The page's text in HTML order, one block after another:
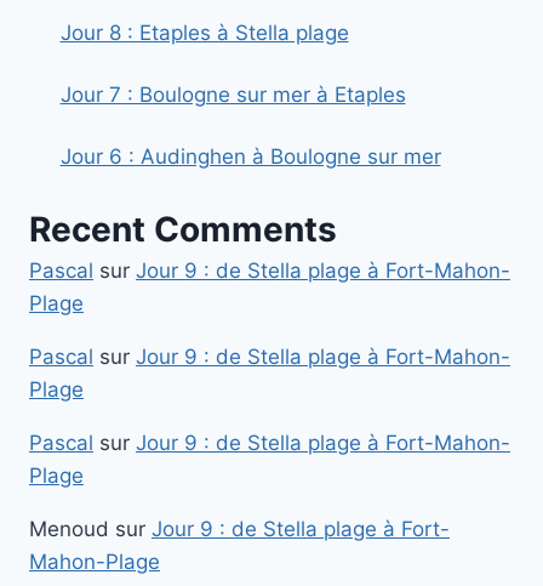
Jour 8 : Etaples à Stella plage
Jour 7 : Boulogne sur mer à Etaples
Jour 6 : Audinghen à Boulogne sur mer
Recent Comments
Pascal sur Jour 9 : de Stella plage à Fort-Mahon-
Plage
Pascal sur Jour 9 : de Stella plage à Fort-Mahon-
Plage
Pascal sur Jour 9 : de Stella plage à Fort-Mahon-
Plage
Menoud sur Jour 9 : de Stella plage à Fort-
Mahon-Plage